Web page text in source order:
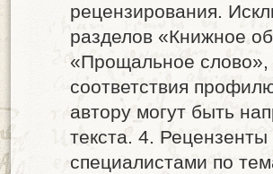
рецензирования.
разделов «Книжное
«Прощальное слово»,
соответствия
автору могут быть
текста. 4.
специалистами по